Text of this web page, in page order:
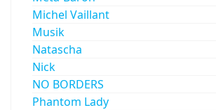
Michel Vaillant
Musik
Natascha
Nick
NO BORDERS
Phantom Lady